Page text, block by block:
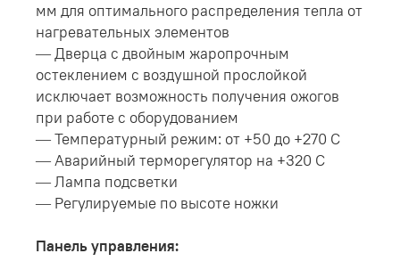
мм для оптимального распределения тепла от
нагревательных элементов
— Дверца с двойным жаропрочным
остеклением с воздушной прослойкой
исключает возможность получения ожогов
при работе с оборудованием
— Температурный режим: от +50 до +270 С
— Аварийный терморегулятор на +320 С
— Лампа подсветки
— Регулируемые по высоте ножки
Панель управления: